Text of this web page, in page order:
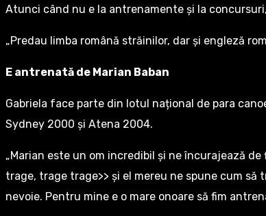
Atunci când nu e la antrenamente și la
„Predau limba română străinilor, dar și engleză
E antrenată de Marian Baban
Gabriela face parte din lotul național de para
Sydney 2000 și Atena 2004.
„Marian este un om incredibil și ne încurajează
trage, trage trage>> și el mereu ne spune cum
nevoie. Pentru mine e o mare onoare să fim